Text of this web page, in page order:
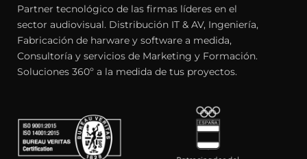
Partner tecnológico de las firmas líderes en el
sector audiovisual. Distribución IT & AV, Ingeniería,
Fabricación de harware y software a medida,
Consultoría y servicios de Marketing y Formación.
Soluciones 360º a la medida de tus proyectos.